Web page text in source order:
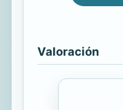
Valoración